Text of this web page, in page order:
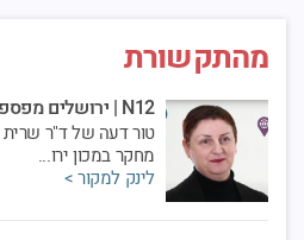
03
טעימות תעסוקה - ערי
הרשות העירונית לתעסוקה
אסטרטגית, בשיתוף מכון
דיגיטלי
19
שמאל, ימין ופייק
מכון ירושלים למחקרי
מהתקשורת
N12 | ירושלים מפספסת את תפקידה האמיתי
טור דעה של ד"ר שרית
מחקר במכון ירו...
לינק למקור >